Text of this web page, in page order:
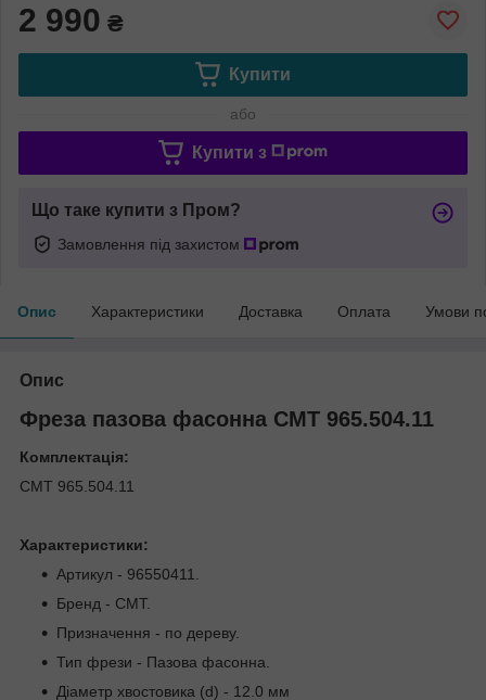
2 990 ₴
Купити
або
Купити з
Що таке купити з Пром?
Замовлення під захистом
Опис Характеристики Доставка Оплата Умови
Опис
Фреза пазова фасонна СМТ 965.504.11
Комплектація:
СМТ 965.504.11
Характеристики:
Артикул - 96550411.
Бренд - CMT.
Призначення - по дереву.
Тип фрези - Пазова фасонна.
Діаметр хвостовика (d) - 12.0 мм